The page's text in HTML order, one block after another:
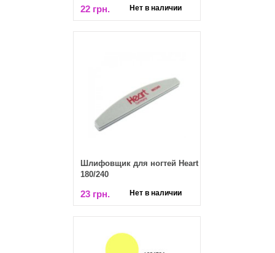
22 грн. Нет в наличии
Шлифовщик для ногтей Heart
180/240
23 грн. Нет в наличии